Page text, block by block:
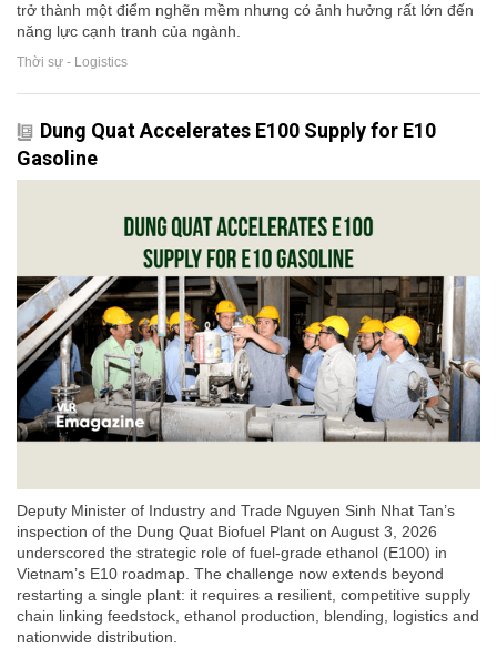
trở thành một điểm nghẽn mềm nhưng có ảnh hưởng rất lớn đến
năng lực cạnh tranh của ngành.
Thời sự - Logistics
Dung Quat Accelerates E100 Supply for E10
Gasoline
Deputy Minister of Industry and Trade Nguyen Sinh Nhat Tan’s
inspection of the Dung Quat Biofuel Plant on August 3, 2026
underscored the strategic role of fuel-grade ethanol (E100) in
Vietnam’s E10 roadmap. The challenge now extends beyond
restarting a single plant: it requires a resilient, competitive supply
chain linking feedstock, ethanol production, blending, logistics and
nationwide distribution.